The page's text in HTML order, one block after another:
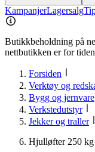
KampanjerLagersalg
Butikkbeholdning på
nettbutikken er for
Forsiden
Verktøy og
Bygg og jernvare
Verkstedutstyr
Jekker og traller
Hjulløfter 250 kg